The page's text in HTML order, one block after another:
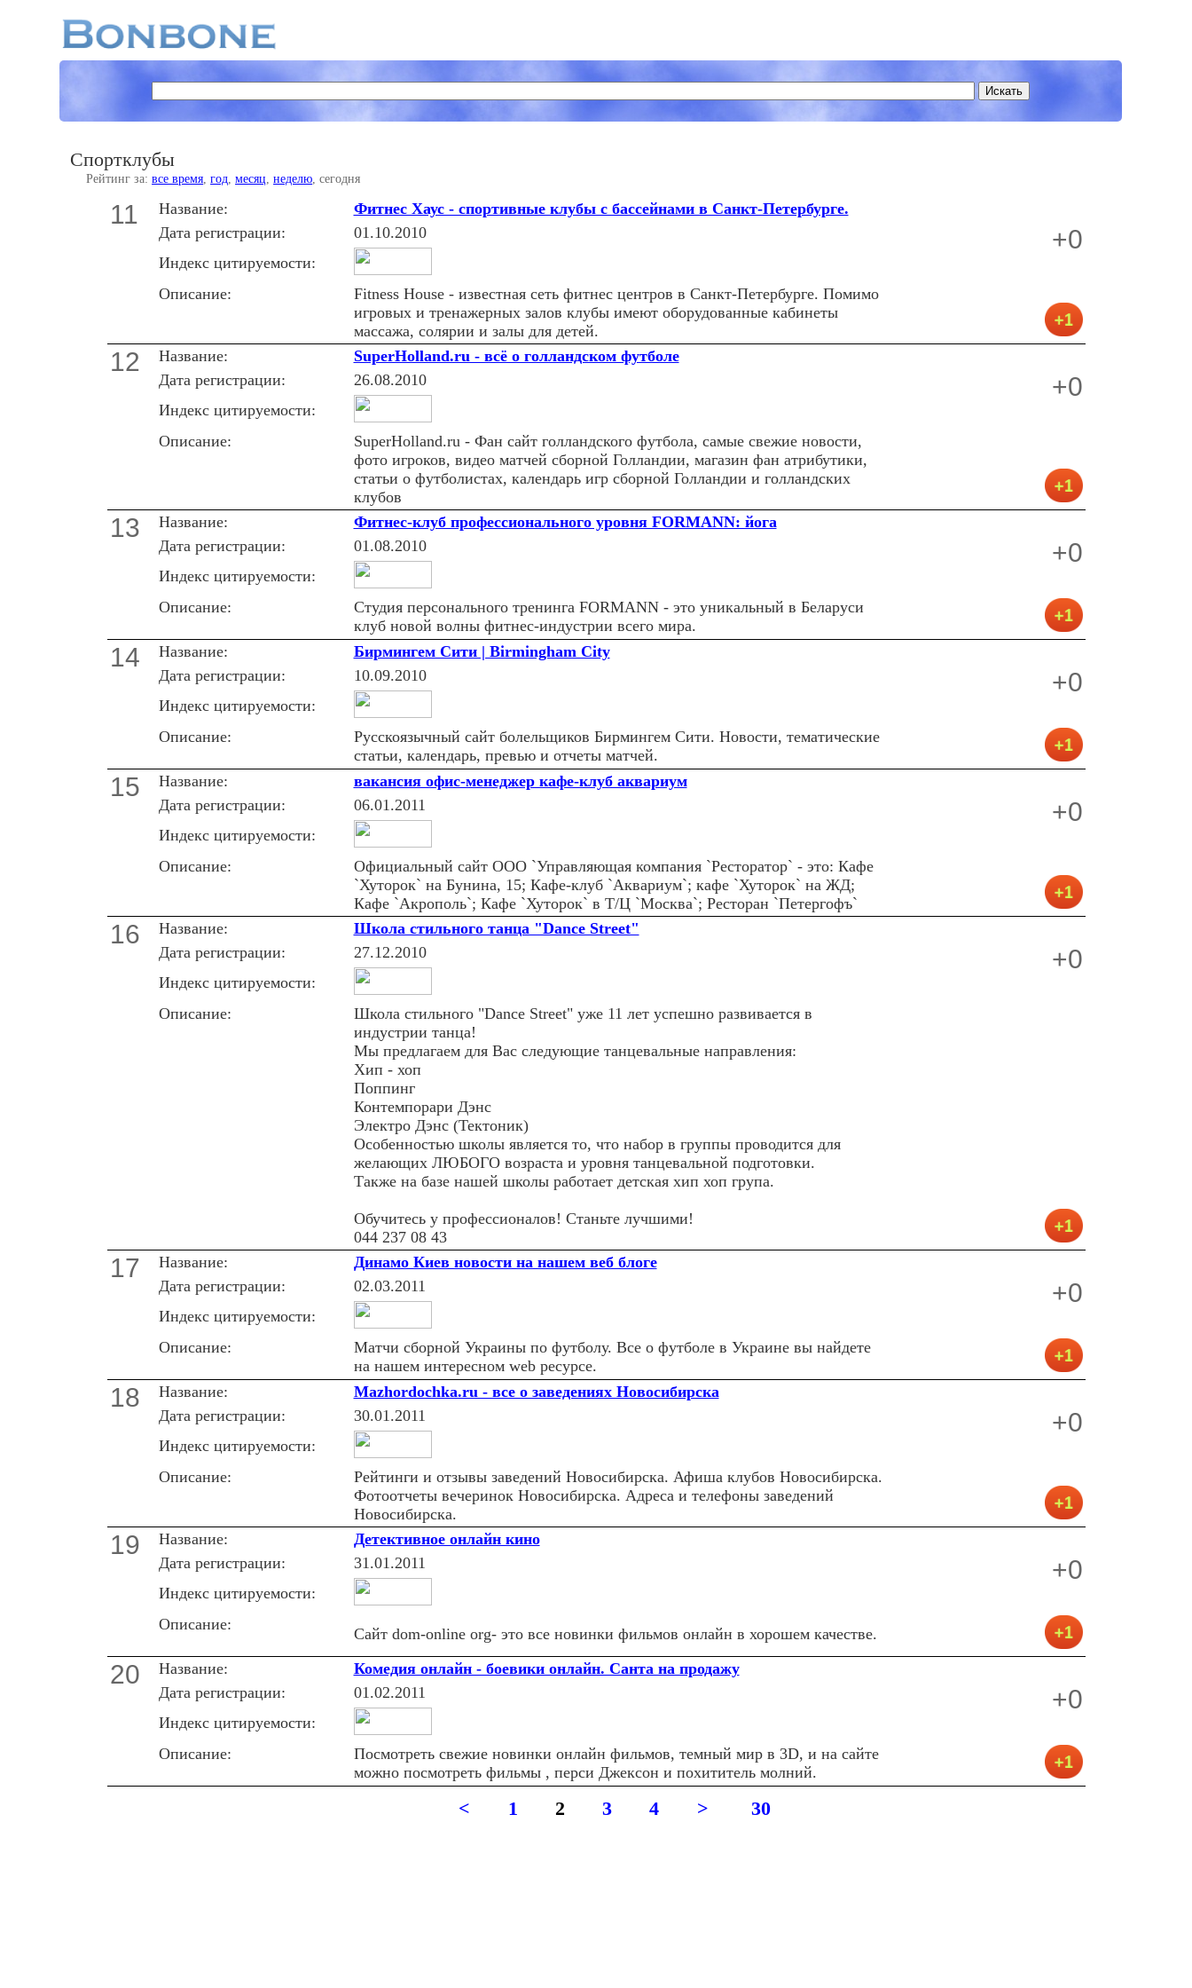
Спортклубы
Рейтинг за:все время,год,месяц,неделю, сегодня
11 Название: Фитнес Хаус - спортивные клубы с бассейнами в Санкт-Петербурге.
+0
Дата регистрации:
01.10.2010
Индекс цитируемости:
Описание:
Fitness House - известная сеть фитнес центров в Санкт-Петербурге. Помимо
игровых и тренажерных залов клубы имеют оборудованные кабинеты
массажа, солярии и залы для детей.
12 Название: SuperHolland.ru - всё о голландском футболе
+0
Дата регистрации:
26.08.2010
Индекс цитируемости:
Описание:
SuperHolland.ru - Фан сайт голландского футбола, самые свежие новости,
фото игроков, видео матчей сборной Голландии, магазин фан атрибутики,
статьи о футболистах, календарь игр сборной Голландии и голландских
клубов
13 Название: Фитнес-клуб профессионального уровня FORMANN: йога
+0
Дата регистрации:
01.08.2010
Индекс цитируемости:
Описание:
Студия персонального тренинга FORMANN - это уникальный в Беларуси
клуб новой волны фитнес-индустрии всего мира.
14 Название: Бирмингем Сити | Birmingham City
+0
Дата регистрации:
10.09.2010
Индекс цитируемости:
Описание:
Русскоязычный сайт болельщиков Бирмингем Сити. Новости, тематические
статьи, календарь, превью и отчеты матчей.
15 Название: вакансия офис-менеджер кафе-клуб аквариум
+0
Дата регистрации:
06.01.2011
Индекс цитируемости:
Описание:
Официальный сайт ООО `Управляющая компания `Ресторатор` - это: Кафе
`Хуторок` на Бунина, 15; Кафе-клуб `Аквариум`; кафе `Хуторок` на ЖД;
Кафе `Акрополь`; Кафе `Хуторок` в Т/Ц `Москва`; Ресторан `Петергофъ`
16 Название: Школа стильного танца "Dance Street"
+0
Дата регистрации:
27.12.2010
Индекс цитируемости:
Описание:
Школа стильного "Dance Street" уже 11 лет успешно развивается в
индустрии танца!
Мы предлагаем для Вас следующие танцевальные направления:
Хип - хоп
Поппинг
Контемпорари Дэнс
Электро Дэнс (Тектоник)
Особенностью школы является то, что набор в группы проводится для
желающих ЛЮБОГО возраста и уровня танцевальной подготовки.
Также на базе нашей школы работает детская хип хоп група.
Обучитесь у профессионалов! Станьте лучшими!
044 237 08 43
17 Название: Динамо Киев новости на нашем веб блоге
+0
Дата регистрации:
02.03.2011
Индекс цитируемости:
Описание:
Матчи сборной Украины по футболу. Все о футболе в Украине вы найдете
на нашем интересном web ресурсе.
18 Название: Mazhordochka.ru - все о заведениях Новосибирска
+0
Дата регистрации:
30.01.2011
Индекс цитируемости:
Описание:
Рейтинги и отзывы заведений Новосибирска. Афиша клубов Новосибирска.
Фотоотчеты вечеринок Новосибирска. Адреса и телефоны заведений
Новосибирска.
19 Название: Детективное онлайн кино
+0
Дата регистрации:
31.01.2011
Индекс цитируемости:
Описание:
Сайт dom-online org- это все новинки фильмов онлайн в хорошем качестве.
20 Название: Комедия онлайн - боевики онлайн. Санта на продажу
+0
Дата регистрации:
01.02.2011
Индекс цитируемости:
Описание:
Посмотреть свежие новинки онлайн фильмов, темный мир в 3D, и на сайте
можно посмотреть фильмы , перси Джексон и похититель молний.
< 1 2 3 4 > 30